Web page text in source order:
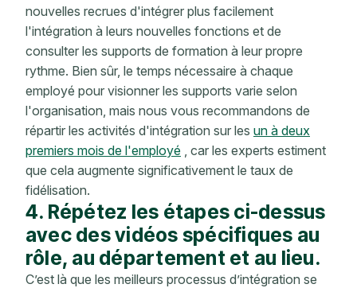
nouvelles recrues d'intégrer plus facilement
l'intégration à leurs nouvelles fonctions et de
consulter les supports de formation à leur propre
rythme. Bien sûr, le temps nécessaire à chaque
employé pour visionner les supports varie selon
l'organisation, mais nous vous recommandons de
répartir les activités d'intégration sur les un à deux
premiers mois de l'employé , car les experts estiment
que cela augmente significativement le taux de
fidélisation.
4. Répétez les étapes ci-dessus
avec des vidéos spécifiques au
rôle, au département et au lieu.
C’est là que les meilleurs processus d’intégration se